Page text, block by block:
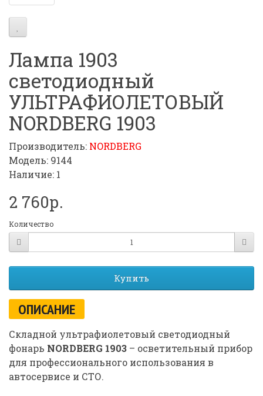
Лампа 1903
светодиодный
УЛЬТРАФИОЛЕТОВЫЙ
NORDBERG 1903
Производитель: NORDBERG
Модель: 9144
Наличие: 1
2 760р.
Количество
Купить
ОПИСАНИЕ
Складной ультрафиолетовый светодиодный
фонарь NORDBERG 1903 – осветительный прибор
для профессионального использования в
автосервисе и СТО.